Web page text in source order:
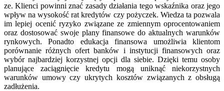
ze. Klienci powinni znać zasady działania tego wskaźnika oraz jego
wpływ na wysokość rat kredytów czy pożyczek. Wiedza ta pozwala
im lepiej ocenić ryzyko związane ze zmiennym oprocentowaniem
oraz dostosować swoje plany finansowe do aktualnych warunków
rynkowych. Ponadto edukacja finansowa umożliwia klientom
porównanie różnych ofert banków i instytucji finansowych oraz
wybór najbardziej korzystnej opcji dla siebie. Dzięki temu osoby
planujące zaciągnięcie kredytu mogą uniknąć niekorzystnych
warunków umowy czy ukrytych kosztów związanych z obsługą
zadłużenia.